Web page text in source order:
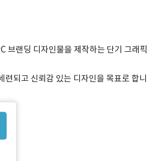
브랜딩 디자인물을 제작하는 단기 그래픽
되고 신뢰감 있는 디자인을 목표로 합니